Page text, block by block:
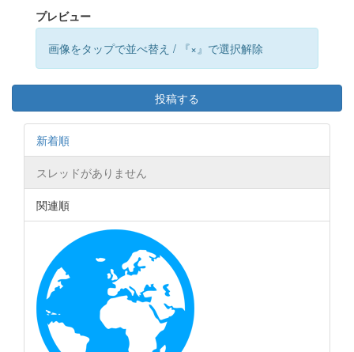
プレビュー
画像をタップで並べ替え / 『×』で選択解除
投稿する
新着順
スレッドがありません
関連順